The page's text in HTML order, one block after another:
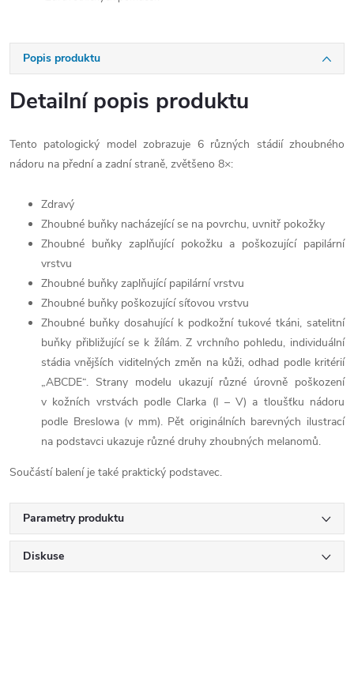
Popis produktu
Detailní popis produktu
Tento patologický model zobrazuje 6 různých stádií zhoubného
nádoru na přední a zadní straně, zvětšeno 8×:
Zdravý
Zhoubné buňky nacházející se na povrchu, uvnitř pokožky
Zhoubné buňky zaplňující pokožku a poškozující papilární
vrstvu
Zhoubné buňky zaplňující papilární vrstvu
Zhoubné buňky poškozující síťovou vrstvu
Zhoubné buňky dosahující k podkožní tukové tkáni, satelitní
buňky přibližující se k žílám. Z vrchního pohledu, individuální
stádia vnějších viditelných změn na kůži, odhad podle kritérií
„ABCDE“. Strany modelu ukazují různé úrovně poškození
v kožních vrstvách podle Clarka (I – V) a tloušťku nádoru
podle Breslowa (v mm). Pět originálních barevných ilustrací
na podstavci ukazuje různé druhy zhoubných melanomů.
Součástí balení je také praktický podstavec.
Parametry produktu
Diskuse